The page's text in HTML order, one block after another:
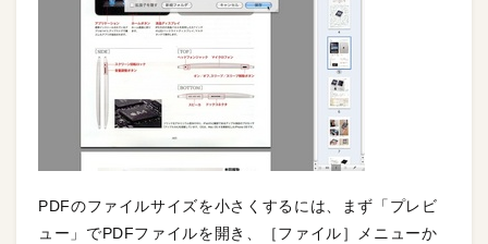
PDFのファイルサイズを小さくするには、まず「プレビ
ュー」でPDFファイルを開き、［ファイル］メニューか